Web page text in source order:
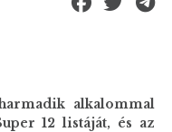
alkalommal
12 listáját, és az